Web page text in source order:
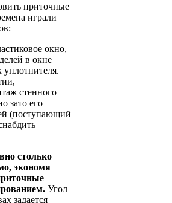
приточные
играли
окно,
в окне
уплотнителя.
стенного
зато его
(поступающий
столько
экономя
Угол
задается